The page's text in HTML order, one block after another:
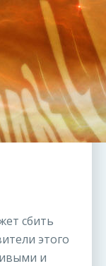
сбить
этого
и